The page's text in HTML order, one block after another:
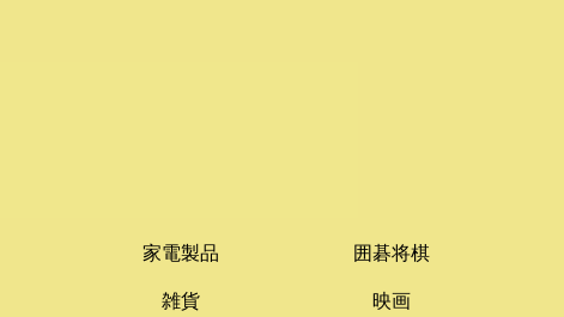
家電製品 囲碁将棋
雑貨 映画